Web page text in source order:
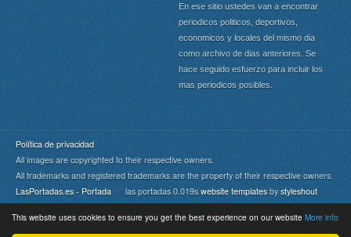
This website uses cookies to ensure you get the best experience on our website More info
En ese sitio ustedes van a encontrar
periodicos politicos, deportivos,
economicos y locales del mismo dia
como archivo de dias anteriores. Se
hace seguido esfuerzo para incluir los
mas periodicos posibles.
Política de privacidad
All images are copyrighted to their respective owners.
All trademarks and registered trademarks are the property of their respective owners.
LasPortadas.es - Portada las portadas 0.019s website templates by styleshout